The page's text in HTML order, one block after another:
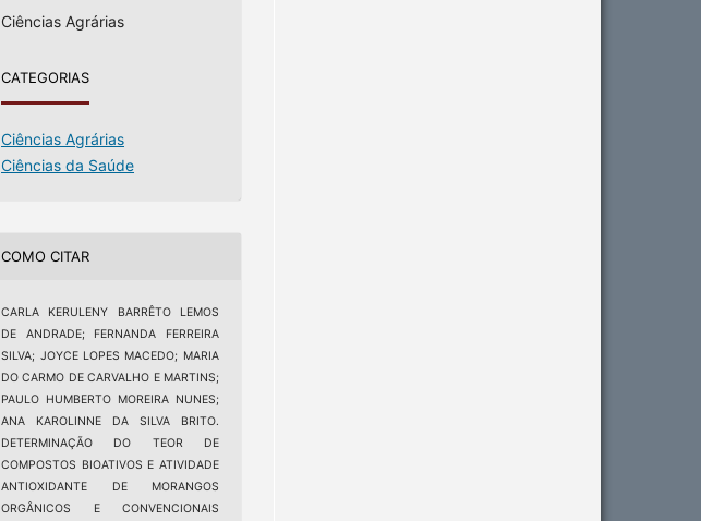
Ciências Agrárias
CATEGORIAS
Ciências Agrárias
Ciências da Saúde
COMO CITAR
CARLA KERULENY BARRÊTO LEMOS
DE ANDRADE; FERNANDA FERREIRA
SILVA; JOYCE LOPES MACEDO; MARIA
DO CARMO DE CARVALHO E MARTINS;
PAULO HUMBERTO MOREIRA NUNES;
ANA KAROLINNE DA SILVA BRITO.
DETERMINAÇÃO DO TEOR DE
COMPOSTOS BIOATIVOS E ATIVIDADE
ANTIOXIDANTE DE MORANGOS
ORGÂNICOS E CONVENCIONAIS